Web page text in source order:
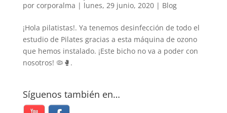
por corporalma | lunes, 29 junio, 2020| Blog
¡Hola pilatistas!. Ya tenemos desinfección de todo el
estudio de Pilates gracias a esta máquina de ozono
que hemos instalado. ¡Este bicho no va a poder con
nosotros! 🦠🥊.
Síguenos también en…